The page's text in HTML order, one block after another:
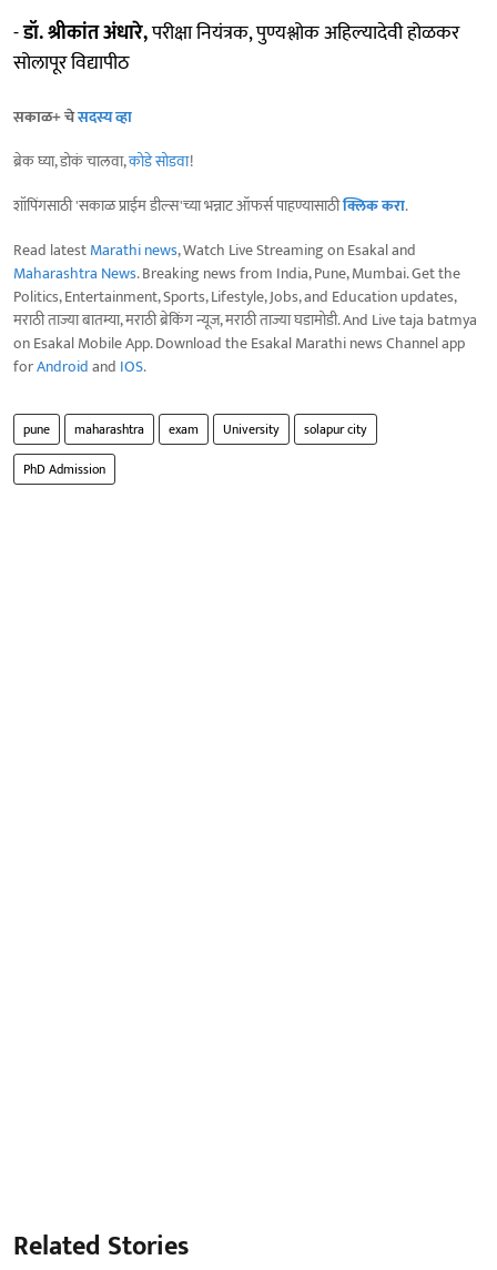
-डॉ. श्रीकांत अंधारे,परीक्षा नियंत्रक, पुण्यश्लोक अहिल्यादेवी होळकर
सोलापूर विद्यापीठ
सकाळ+ चेसदस्य व्हा
ब्रेक घ्या, डोकं चालवा,कोडे सोडवा!
शॉपिंगसाठी 'सकाळ प्राईम डील्स'च्या भन्नाट ऑफर्स पाहण्यासाठीक्लिक करा.
Read latestMarathi news, Watch Live Streaming on Esakal and
Maharashtra News. Breaking news from India, Pune, Mumbai. Get the
Politics, Entertainment, Sports, Lifestyle, Jobs, and Education updates,
मराठी ताज्या बातम्या, मराठी ब्रेकिंग न्यूज, मराठी ताज्या घडामोडी. And Live taja batmya
on Esakal Mobile App. Download the Esakal Marathi news Channel app
forAndroidand IOS.
pune maharashtra exam University
solapur city
PhD Admission
Related Stories